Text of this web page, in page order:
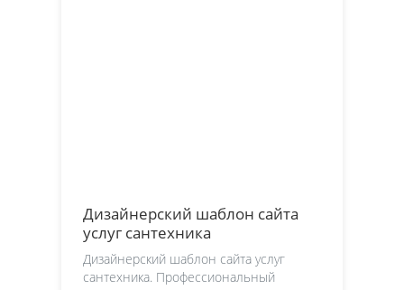
Дизайнерский шаблон сайта
услуг сантехника
Дизайнерский шаблон сайта услуг
сантехника. Профессиональный